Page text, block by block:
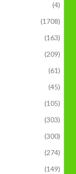
(4)
(1708)
(163)
(209)
(61)
(45)
(105)
(303)
(300)
(274)
(149)